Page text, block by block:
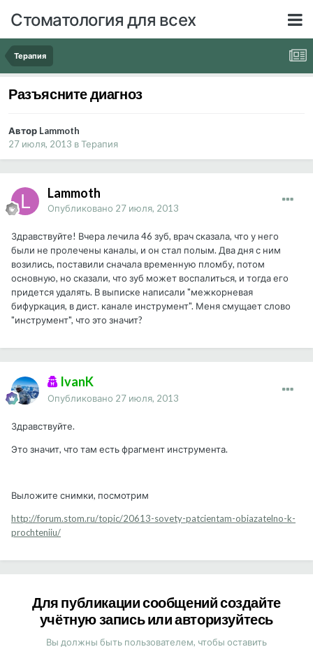
Стоматология для всех
Терапия
Разъясните диагноз
Автор Lammoth
27 июля, 2013 вТерапия
Lammoth
Опубликовано 27 июля, 2013
Здравствуйте! Вчера лечила 46 зуб, врач сказала, что у него
были не пролечены каналы, и он стал полым. Два дня с ним
возились, поставили сначала временную пломбу, потом
основную, но сказали, что зуб может воспалиться, и тогда его
придется удалять. В выписке написали "межкорневая
бифуркация, в дист. канале инструмент". Меня смущает слово
"инструмент", что это значит?
IvanK
Опубликовано 27 июля, 2013
Здравствуйте.
Это значит, что там есть фрагмент инструмента.
Выложите снимки, посмотрим
http://forum.stom.ru/topic/20613-sovety-patcientam-obiazatelno-k-
prochteniiu/
Для публикации сообщений создайте
учётную запись или авторизуйтесь
Вы должны быть пользователем, чтобы оставить